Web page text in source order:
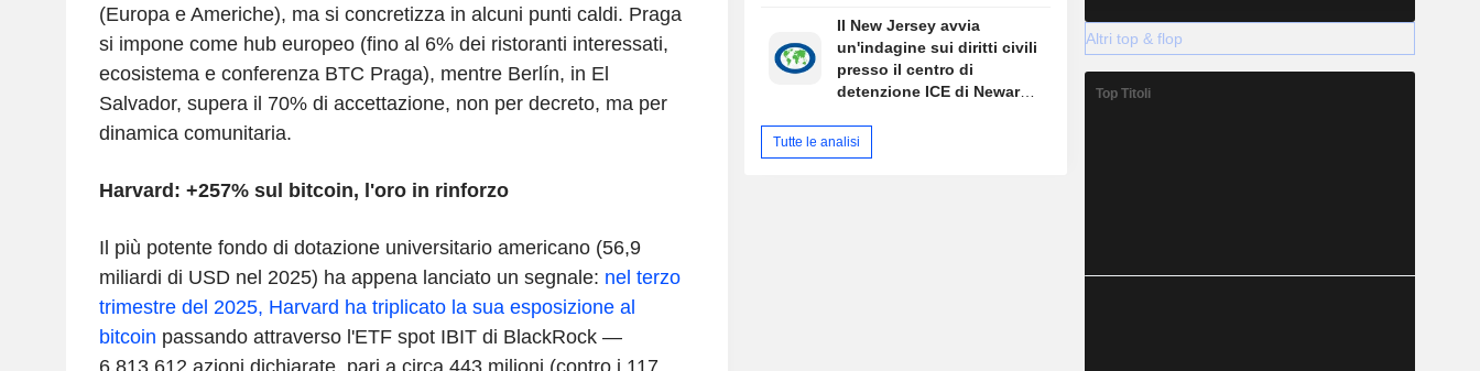
(Europa e Americhe), ma si concretizza in alcuni punti caldi. Praga
si impone come hub europeo (fino al 6% dei ristoranti interessati,
ecosistema e conferenza BTC Praga), mentre Berlín, in El
Salvador, supera il 70% di accettazione, non per decreto, ma per
dinamica comunitaria.
Harvard: +257% sul bitcoin, l'oro in rinforzo
Il più potente fondo di dotazione universitario americano (56,9
miliardi di USD nel 2025) ha appena lanciato un segnale: nel terzo
trimestre del 2025, Harvard ha triplicato la sua esposizione al
bitcoin passando attraverso l'ETF spot IBIT di BlackRock —
6.813.612 azioni dichiarate, pari a circa 443 milioni (contro i 117
Il New Jersey avvia
un'indagine sui diritti civili
presso il centro di
detenzione ICE di Newark
Tutte le analisi
Altri top & flop
Top Titoli